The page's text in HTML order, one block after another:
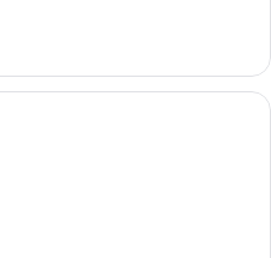
الغرفة